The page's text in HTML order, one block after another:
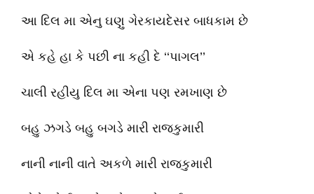
આ દિલ મા એનુ ઘણુ ગેરકાયદેસર બાધકામ છે
એ કહે હા કે પછી ના કહી દે ‘‘પાગલ’’
ચાલી રહીયુ દિલ મા એના પણ રમખાણ છે
બહુ ઝગડે બહુ બગડે મારી રાજકુમારી
નાની નાની વાતે અકળે મારી રાજકુમારી